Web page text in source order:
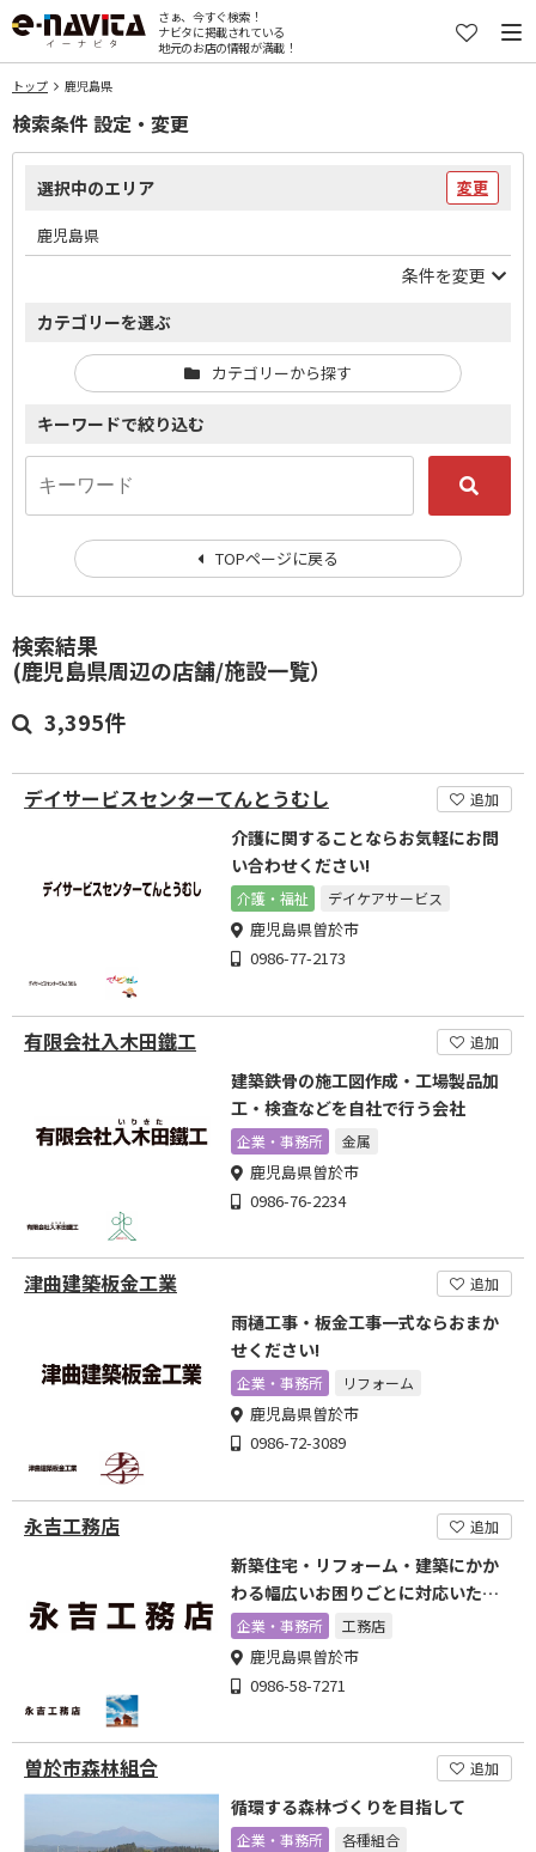
さぁ、今すぐ検索！
ナビタに掲載されている
地元のお店の情報が満載！
トップ 鹿児島県
検索結果
(鹿児島県周辺の店舗/施設一覧）
3,395件
デイサービスセンターてんとうむし 追加
介護に関することならお気軽にお問
い合わせください!
介護・福祉 デイケアサービス
鹿児島県曽於市
0986-77-2173
有限会社入木田鐵工 追加
建築鉄骨の施工図作成・工場製品加
工・検査などを自社で行う会社
企業・事務所 金属
鹿児島県曽於市
0986-76-2234
津曲建築板金工業 追加
雨樋工事・板金工事一式ならおまか
せください!
企業・事務所 リフォーム
鹿児島県曽於市
0986-72-3089
永吉工務店 追加
新築住宅・リフォーム・建築にかか
わる幅広いお困りごとに対応いたし
ます
企業・事務所 工務店
鹿児島県曽於市
0986-58-7271
曽於市森林組合 追加
循環する森林づくりを目指して
企業・事務所 各種組合
検索条件 設定・変更
選択中のエリア 変更
鹿児島県
条件を変更
カテゴリーを選ぶ
カテゴリーから探す
キーワードで絞り込む
TOPページに戻る